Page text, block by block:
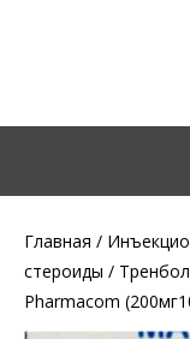
Главная /
стероиды /
Pharmacom